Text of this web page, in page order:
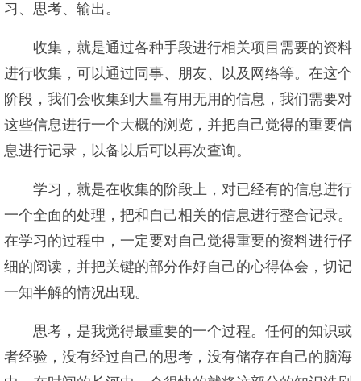
习、思考、输出。
收集，就是通过各种手段进行相关项目需要的资料
进行收集，可以通过同事、朋友、以及网络等。在这个
阶段，我们会收集到大量有用无用的信息，我们需要对
这些信息进行一个大概的浏览，并把自己觉得的重要信
息进行记录，以备以后可以再次查询。
学习，就是在收集的阶段上，对已经有的信息进行
一个全面的处理，把和自己相关的信息进行整合记录。
在学习的过程中，一定要对自己觉得重要的资料进行仔
细的阅读，并把关键的部分作好自己的心得体会，切记
一知半解的情况出现。
思考，是我觉得最重要的一个过程。任何的知识或
者经验，没有经过自己的思考，没有储存在自己的脑海